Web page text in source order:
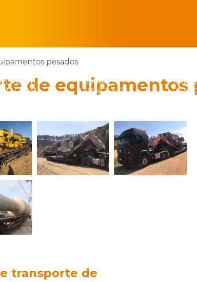
CAMINHÃO
CARRETA
PRANCHA SP
pesados
de equipamentos
transporte de